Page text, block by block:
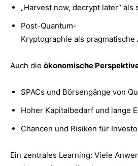
„Harvest now, decrypt later“
Post-Quantum-
Kryptographie als pragmatische
Auch die ökonomische
SPACs und Börsengänge von
Hoher Kapitalbedarf und lange
Chancen und Risiken für
Ein zentrales Learning: Viele